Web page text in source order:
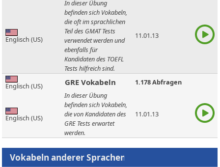
Englisch (US)
In dieser Übung
befinden sich Vokabeln,
die oft im sprachlichen
Teil des GMAT Tests
verwendet werden und
ebenfalls für
Kandidaten des TOEFL
Tests hilfreich sind.
11.01.13
Englisch (US) GRE Vokabeln 1.178 Abfragen
Englisch (US)
In dieser Übung
befinden sich Vokabeln,
die von Kandidaten des
GRE Tests erwartet
werden.
11.01.13